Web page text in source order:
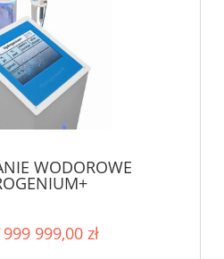
WODOROWE
999,00 zł